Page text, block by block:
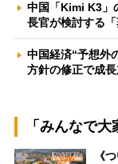
中国「Kimi K3」
長官が検討する
中国経済“予想外
方針の修正で成
「みんなで
《